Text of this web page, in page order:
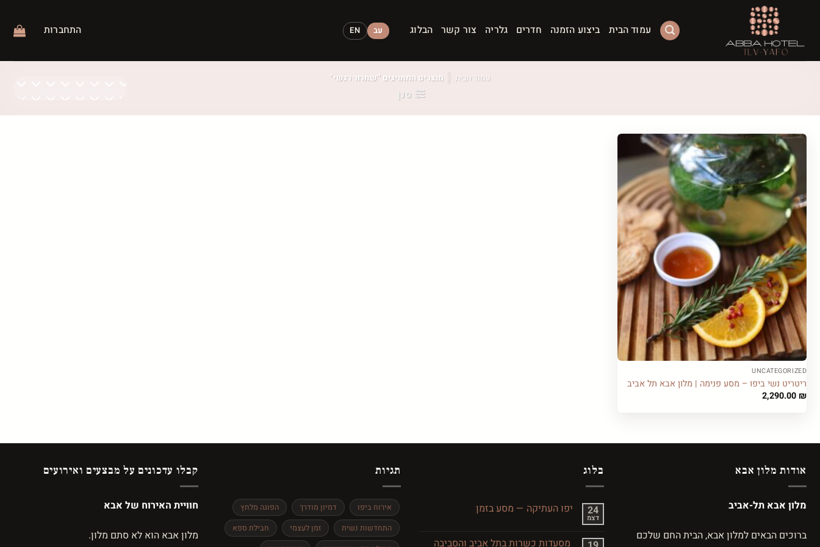
content
עמוד הבית ביצוע הזמנה חדרים גלריה צור קשר הבלוג עב EN התחברות
עמוד הבית מוצרים המתויגים “שחרור רגשי”
סנן
UNCATEGORIZED
ריטריט נשי ביפו – מסע פנימה | מלון אבא תל אביב
2,290.00 ₪
אודות מלון אבא
מלון אבא תל-אביב
ברוכים הבאים למלון אבא, הבית החם שלכם
בלוג
24
דצמ
יפו העתיקה — מסע בזמן
מסעדות כשרות בתל אביב והסביבה
תגיות
אירוח ביפו דמיון מודרך
הפוגה מלחץ
התחדשות נשית
זמן לעצמי
חבילת ספא
קבלו עדכונים על מבצעים ואירועים
חוויית האירוח של אבא
מלון אבא הוא לא סתם מלון.